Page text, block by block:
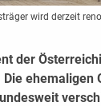
wird derzeit
der
ehemaligen